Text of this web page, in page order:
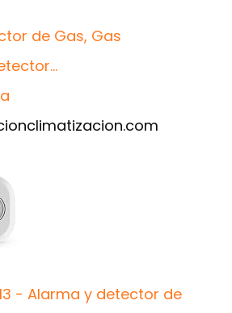
de Gas, Gas
- Alarma y detector de